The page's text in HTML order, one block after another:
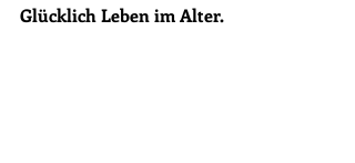
Glücklich Leben im Alter.